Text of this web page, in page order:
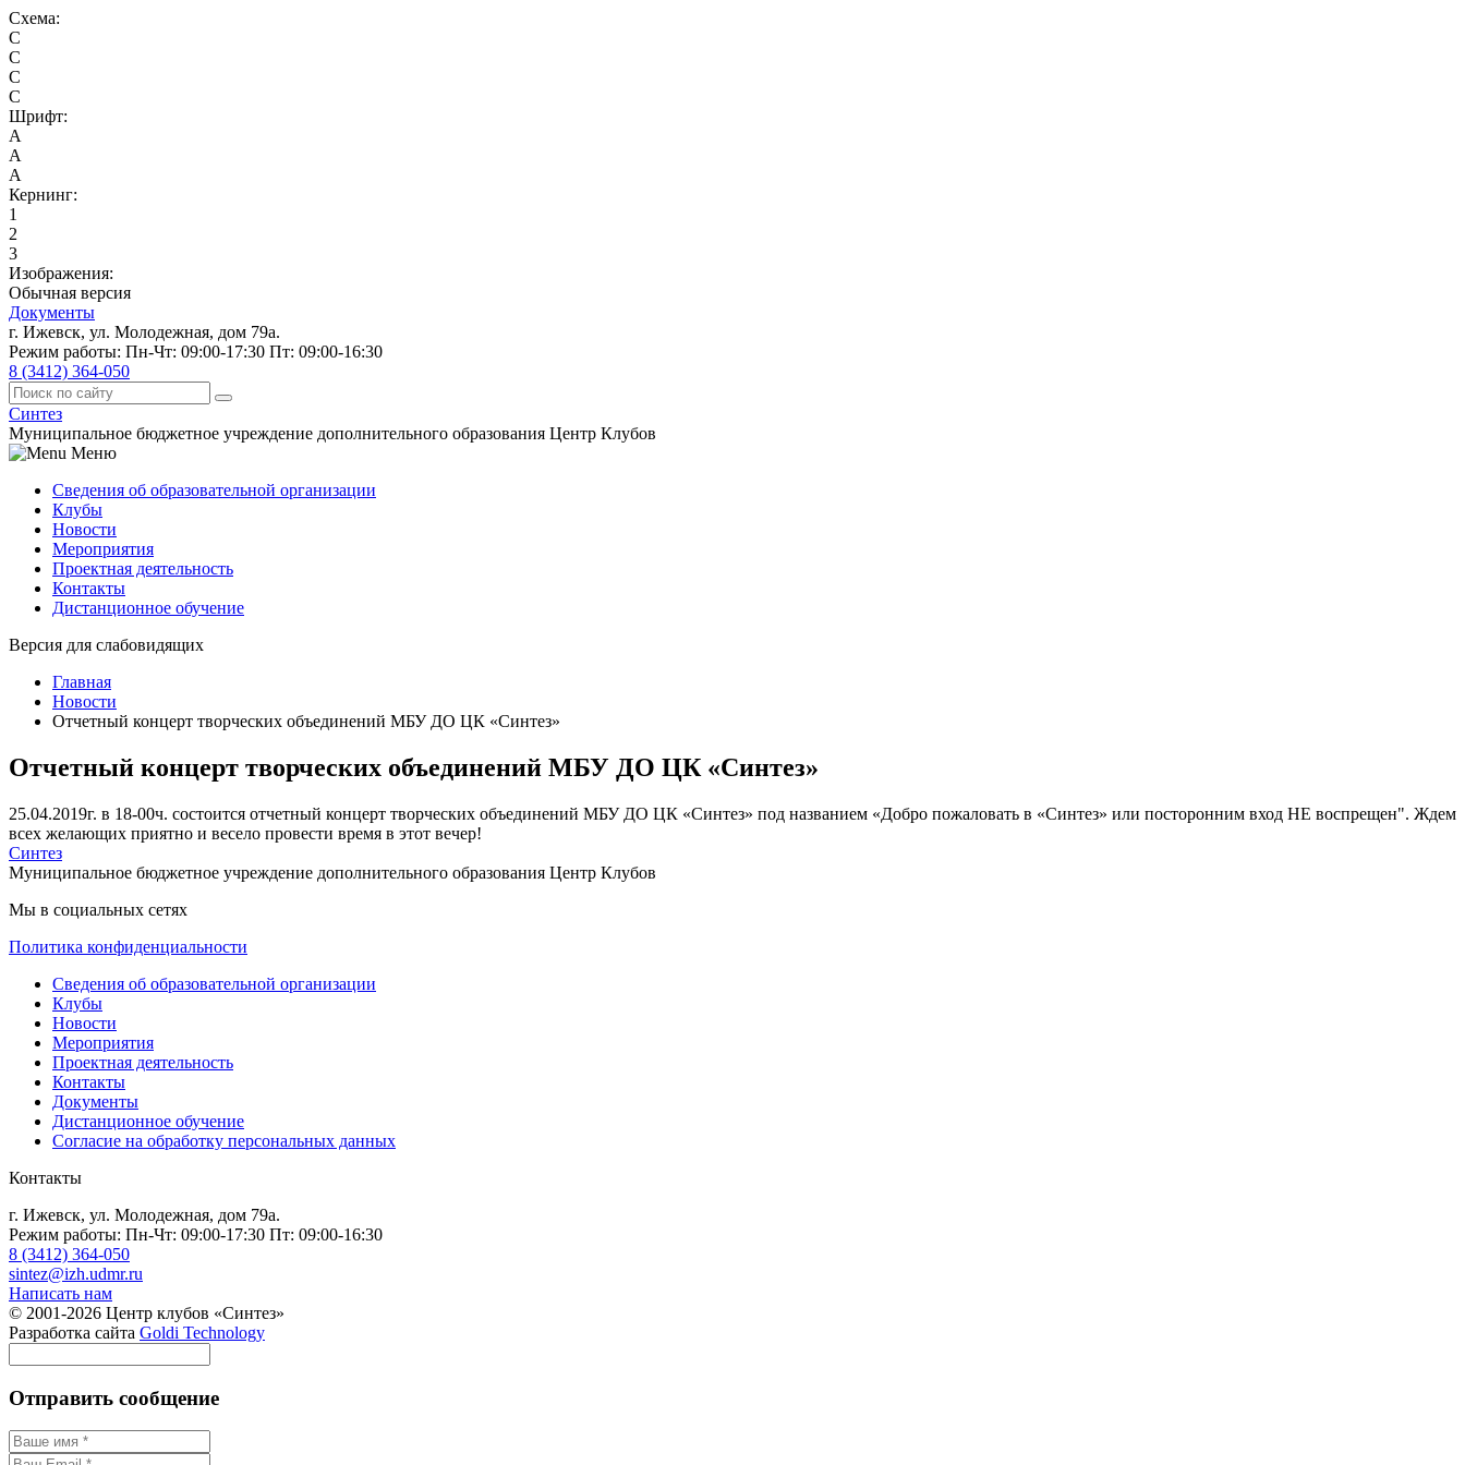
Схема:
C
C
C
C
Шрифт:
A
A
A
Кернинг:
1
2
3
Изображения:
Обычная версия
Документы
г. Ижевск, ул. Молодежная, дом 79а.
Режим работы: Пн-Чт: 09:00-17:30 Пт: 09:00-16:30
8 (3412) 364-050
Синтез
Муниципальное бюджетное учреждение дополнительного образования Центр Клубов
Меню
Сведения об образовательной организации
Клубы
Новости
Мероприятия
Проектная деятельность
Контакты
Дистанционное обучение
Версия для слабовидящих
Главная
Новости
Отчетный концерт творческих объединений МБУ ДО ЦК «Синтез»
Отчетный концерт творческих объединений МБУ ДО ЦК «Синтез»
25.04.2019г. в 18-00ч. состоится отчетный концерт творческих объединений МБУ ДО ЦК «Синтез» под названием «Добро пожаловать в «Синтез» или посторонним вход НЕ воспрещен". Ждем
всех желающих приятно и весело провести время в этот вечер!
Синтез
Муниципальное бюджетное учреждение дополнительного образования Центр Клубов
Мы в социальных сетях
Политика конфиденциальности
Сведения об образовательной организации
Клубы
Новости
Мероприятия
Проектная деятельность
Контакты
Документы
Дистанционное обучение
Согласие на обработку персональных данных
Контакты
г. Ижевск, ул. Молодежная, дом 79а.
Режим работы: Пн-Чт: 09:00-17:30 Пт: 09:00-16:30
8 (3412) 364-050
sintez@izh.udmr.ru
Написать нам
© 2001-2026 Центр клубов «Синтез»
Разработка сайта Goldi Technology
Отправить сообщение